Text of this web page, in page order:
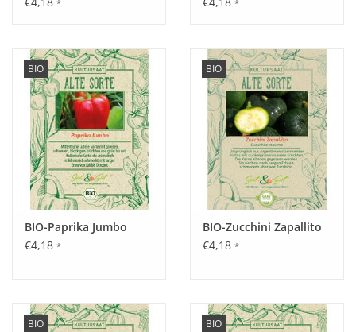
Aussaat:
Im Haus ganzjährig, im Freien von April - Mitte August.
Keimung:
15 - 35 Tage bei 14 - 16 °C.
* *
BIO
BIO-Paprika Jumbo
€4,18 *
BIO
BIO-Zucchini Zapallito
€4,18 *
BIO BIO